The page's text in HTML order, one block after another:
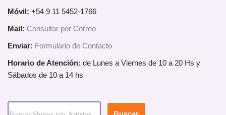
Móvil: +54 9 11 5452-1766
Mail: Consultar por Correo
Enviar: Formulario de Contacto
Horario de Atención: de Lunes a Viernes de 10 a 20 Hs y
Sábados de 10 a 14 hs